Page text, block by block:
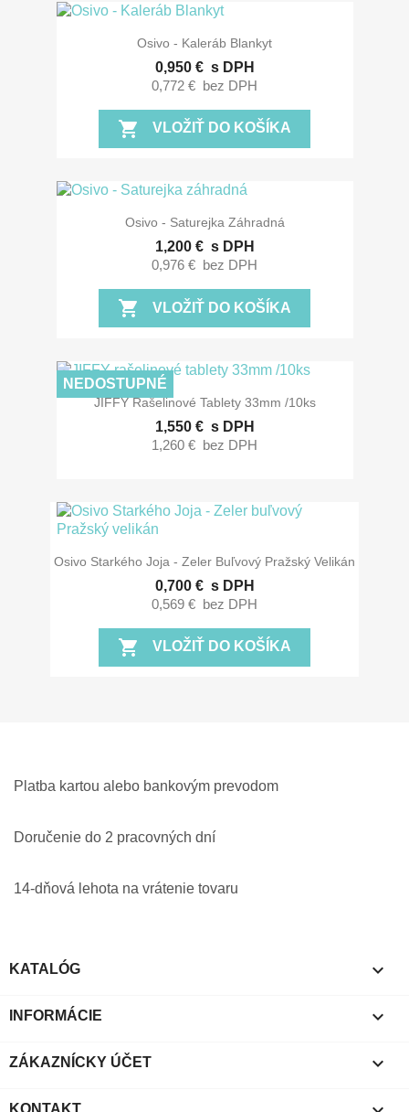
Osivo - Kaleráb Blankyt
0,950 € s DPH
0,772 € bez DPH
shopping_cart VLOŽIŤ DO KOŠÍKA
Osivo - Saturejka Záhradná
1,200 € s DPH
0,976 € bez DPH
shopping_cart VLOŽIŤ DO KOŠÍKA
JIFFY Rašelinové Tablety 33mm /10ks
1,550 € s DPH
1,260 € bez DPH
NEDOSTUPNÉ
Osivo Starkého Joja - Zeler Buľvový Pražský Velikán
0,700 € s DPH
0,569 € bez DPH
shopping_cart VLOŽIŤ DO KOŠÍKA
Platba kartou alebo bankovým prevodom
Doručenie do 2 pracovných dní
14-dňová lehota na vrátenie tovaru
KATALÓG 
INFORMÁCIE 
ZÁKAZNÍCKY ÚČET 